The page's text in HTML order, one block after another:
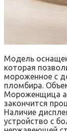
Модель
которая
мороженное с
пломбира.
Мороженщица
закончится
Наличие
устройство с